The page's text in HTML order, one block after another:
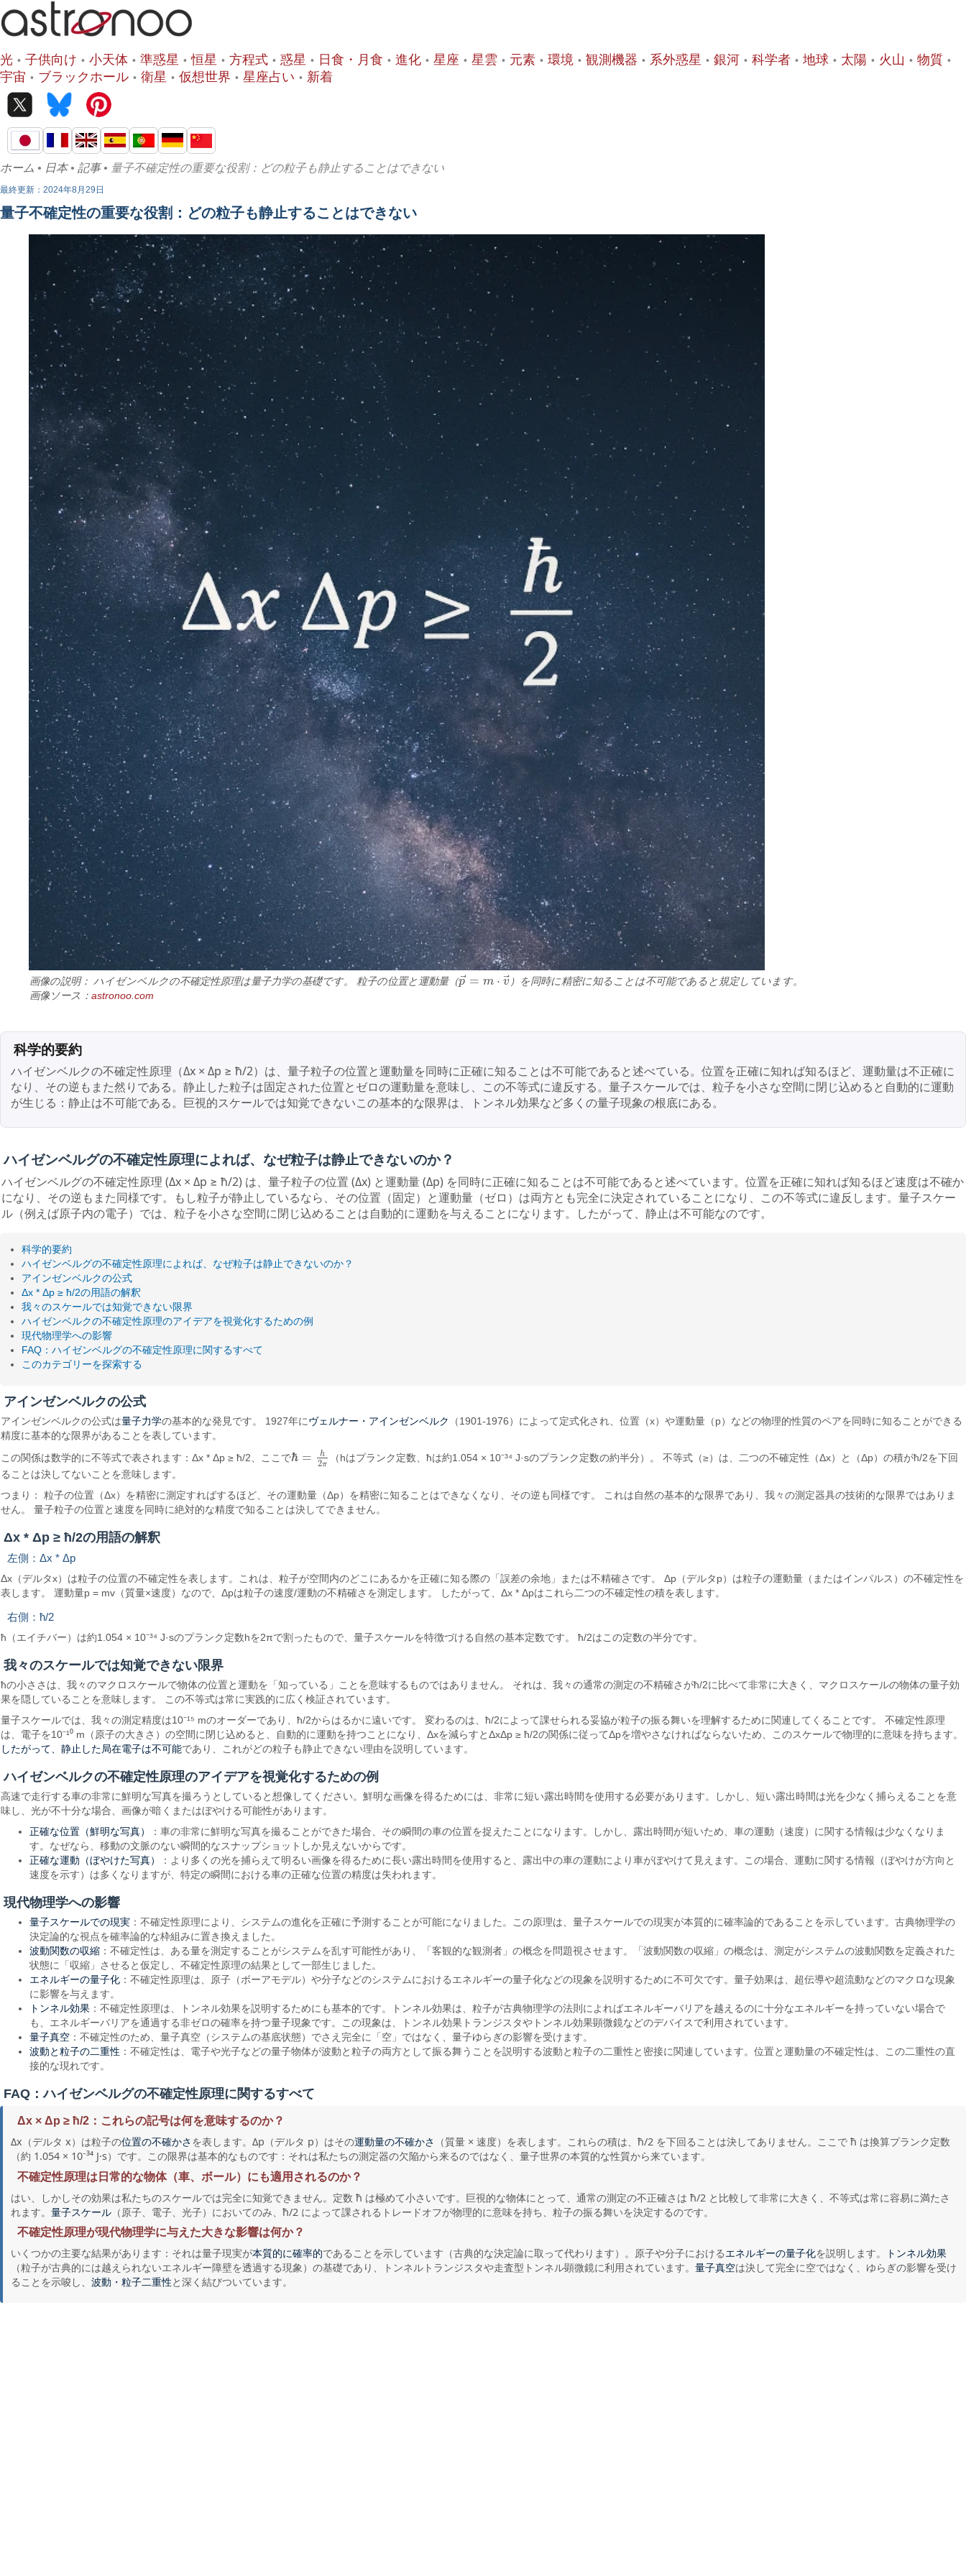
光 子供向け 小天体 準惑星 恒星 方程式 惑星 日食・月食 進化 星座 星雲 元素 環境 観測機器 系外惑星 銀河 科学者 地球 太陽 火山
物質
宇宙
ブラックホール 衛星 仮想世界 星座占い 新着
ホーム • 日本• 記事• 量子不確定性の重要な役割：どの粒子も静止することはできない
最終更新：2024年8月29日
量子不確定性の重要な役割：どの粒子も静止することはできない
画像の説明： ハイゼンベルクの不確定性原理は量子力学の基礎です。 粒子の位置と運動量（p⃗ = m ⋅ v⃗
p→= m⋅v → ）を同時に精密に知ることは不可能であると規定しています。
画像ソース：astronoo.com
科学的要約
ハイゼンベルクの不確定性原理（Δx × Δp ≥ ħ/2）は、量子粒子の位置と運動量を同時に正確に知ることは不可能であると述べている。位置を正確に知れば知るほど、運動量は不正確に
なり、その逆もまた然りである。静止した粒子は固定された位置とゼロの運動量を意味し、この不等式に違反する。量子スケールでは、粒子を小さな空間に閉じ込めると自動的に運動
が生じる：静止は不可能である。巨視的スケールでは知覚できないこの基本的な限界は、トンネル効果など多くの量子現象の根底にある。
ハイゼンベルグの不確定性原理によれば、なぜ粒子は静止できないのか？
ハイゼンベルグの不確定性原理 (Δx × Δp ≥ ħ/2) は、量子粒子の位置 (Δx) と運動量 (Δp) を同時に正確に知ることは不可能であると述べています。位置を正確に知れば知るほど速度は不確か
になり、その逆もまた同様です。もし粒子が静止しているなら、その位置（固定）と運動量（ゼロ）は両方とも完全に決定されていることになり、この不等式に違反します。量子スケー
ル（例えば原子内の電子）では、粒子を小さな空間に閉じ込めることは自動的に運動を与えることになります。したがって、静止は不可能なのです。
科学的要約
ハイゼンベルグの不確定性原理によれば、なぜ粒子は静止できないのか？
アインゼンベルクの公式
Δx * Δp ≥ ħ/2の用語の解釈
我々のスケールでは知覚できない限界
ハイゼンベルクの不確定性原理のアイデアを視覚化するための例
現代物理学への影響
FAQ：ハイゼンベルグの不確定性原理に関するすべて
このカテゴリーを探索する
アインゼンベルクの公式
アインゼンベルクの公式は量子力学の基本的な発見です。 1927年にヴェルナー・アインゼンベルク
（1901-1976）によって定式化され、位置（x）や運動量（p）などの物理的性質のペアを同時に知ることができる
精度に基本的な限界があることを表しています。
この関係は数学的に不等式で表されます：Δx * Δp ≥ ħ/2、ここでℏ = h
2π
ℏ= h2 π
（hはプランク定数、ħは約1.054 × 10⁻³⁴ J·sのプランク定数の約半分）。 不等式（≥）は、二つの不確定性（Δx）と（Δp）の積がħ/2を下回
ることは決してないことを意味します。
つまり： 粒子の位置（Δx）を精密に測定すればするほど、その運動量（Δp）を精密に知ることはできなくなり、その逆も同様です。 これは自然の基本的な限界であり、我々の測定器具の技術的な限界ではありま
せん。 量子粒子の位置と速度を同時に絶対的な精度で知ることは決してできません。
Δx * Δp ≥ ħ/2の用語の解釈
左側：Δx * Δp
Δx（デルタx）は粒子の位置の不確定性を表します。これは、粒子が空間内のどこにあるかを正確に知る際の「誤差の余地」または不精確さです。 Δp（デルタp）は粒子の運動量（またはインパルス）の不確定性を
表します。 運動量p = mv（質量×速度）なので、Δpは粒子の速度/運動の不精確さを測定します。 したがって、Δx * Δpはこれら二つの不確定性の積を表します。
右側：ħ/2
ħ（エイチバー）は約1.054 × 10⁻³⁴ J·sのプランク定数hを2πで割ったもので、量子スケールを特徴づける自然の基本定数です。 ħ/2はこの定数の半分です。
我々のスケールでは知覚できない限界
ħの小ささは、我々のマクロスケールで物体の位置と運動を「知っている」ことを意味するものではありません。 それは、我々の通常の測定の不精確さがħ/2に比べて非常に大きく、マクロスケールの物体の量子効
果を隠していることを意味します。 この不等式は常に実践的に広く検証されています。
量子スケールでは、我々の測定精度は10⁻¹⁵ mのオーダーであり、ħ/2からはるかに遠いです。 変わるのは、ħ/2によって課せられる妥協が粒子の振る舞いを理解するために関連してくることです。 不確定性原理
は、電子を10⁻¹⁰ m（原子の大きさ）の空間に閉じ込めると、自動的に運動を持つことになり、Δxを減らすとΔxΔp ≥ ħ/2の関係に従ってΔpを増やさなければならないため、このスケールで物理的に意味を持ちます。
したがって、静止した局在電子は不可能であり、これがどの粒子も静止できない理由を説明しています。
ハイゼンベルクの不確定性原理のアイデアを視覚化するための例
高速で走行する車の非常に鮮明な写真を撮ろうとしていると想像してください。鮮明な画像を得るためには、非常に短い露出時間を使用する必要があります。しかし、短い露出時間は光を少なく捕らえることを意
味し、光が不十分な場合、画像が暗くまたはぼやける可能性があります。
正確な位置（鮮明な写真）
：車の非常に鮮明な写真を撮ることができた場合、その瞬間の車の位置を捉えたことになります。しかし、露出時間が短いため、車の運動（速度）に関する情報は少なくなりま
す。なぜなら、移動の文脈のない瞬間的なスナップショットしか見えないからです。
正確な運動（ぼやけた写真）
：より多くの光を捕らえて明るい画像を得るために長い露出時間を使用すると、露出中の車の運動により車がぼやけて見えます。この場合、運動に関する情報（ぼやけが方向と
速度を示す）は多くなりますが、特定の瞬間における車の正確な位置の精度は失われます。
現代物理学への影響
量子スケールでの現実 ：不確定性原理により、システムの進化を正確に予測することが可能になりました。この原理は、量子スケールでの現実が本質的に確率論的であることを示しています。古典物理学の
決定論的な視点を確率論的な枠組みに置き換えました。
波動関数の収縮 ：不確定性は、ある量を測定することがシステムを乱す可能性があり、「客観的な観測者」の概念を問題視させます。「波動関数の収縮」の概念は、測定がシステムの波動関数を定義された
状態に「収縮」させると仮定し、不確定性原理の結果として一部生じました。
エネルギーの量子化 ：不確定性原理は、原子（ボーアモデル）や分子などのシステムにおけるエネルギーの量子化などの現象を説明するために不可欠です。量子効果は、超伝導や超流動などのマクロな現象
に影響を与えます。
トンネル効果 ：不確定性原理は、トンネル効果を説明するためにも基本的です。トンネル効果は、粒子が古典物理学の法則によればエネルギーバリアを越えるのに十分なエネルギーを持っていない場合で
も、エネルギーバリアを通過する非ゼロの確率を持つ量子現象です。この現象は、トンネル効果トランジスタやトンネル効果顕微鏡などのデバイスで利用されています。
量子真空 ：不確定性のため、量子真空（システムの基底状態）でさえ完全に「空」ではなく、量子ゆらぎの影響を受けます。
波動と粒子の二重性 ：不確定性は、電子や光子などの量子物体が波動と粒子の両方として振る舞うことを説明する波動と粒子の二重性と密接に関連しています。位置と運動量の不確定性は、この二重性の直
接的な現れです。
FAQ：ハイゼンベルグの不確定性原理に関するすべて
Δx × Δp ≥ ħ/2：これらの記号は何を意味するのか？
Δx（デルタ x）は粒子の位置の不確かさ を表します。Δp（デルタ p）はその運動量の不確かさ
（質量 × 速度）を表します。これらの積は、ħ/2 を下回ることは決してありません。ここで ħ は換算プランク定数
（約 1.054 × 10⁻³⁴ J·s）です。この限界は基本的なものです：それは私たちの測定器の欠陥から来るのではなく、量子世界の本質的な性質から来ています。
不確定性原理は日常的な物体（車、ボール）にも適用されるのか？
はい、しかしその効果は私たちのスケールでは完全に知覚できません。定数 ħ は極めて小さいです。巨視的な物体にとって、通常の測定の不正確さは ħ/2 と比較して非常に大きく、不等式は常に容易に満たさ
れます。量子スケール （原子、電子、光子）においてのみ、ħ/2 によって課されるトレードオフが物理的に意味を持ち、粒子の振る舞いを決定するのです。
不確定性原理が現代物理学に与えた大きな影響は何か？
いくつかの主要な結果があります：それは量子現実が本質的に確率的であることを示しています（古典的な決定論に取って代わります）。原子や分子におけるエネルギーの量子化を説明します。 トンネル効果
（粒子が古典的には越えられないエネルギー障壁を透過する現象）の基礎であり、トンネルトランジスタや走査型トンネル顕微鏡に利用されています。量子真空は決して完全に空ではなく、ゆらぎの影響を受け
ることを示唆し、波動・粒子二重性と深く結びついています。